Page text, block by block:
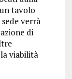
tavolo
verrà
di
viabilità